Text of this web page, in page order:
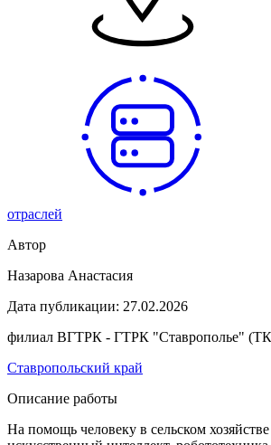
отраслей
Автор
Назарова Анастасия
Дата публикации: 27.02.2026
филиал ВГТРК - ГТРК "Ставрополье"
Ставропольский край
Описание работы
На помощь человеку в сельском